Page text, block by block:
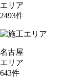
エリア
2493件
名古屋
エリア
643件